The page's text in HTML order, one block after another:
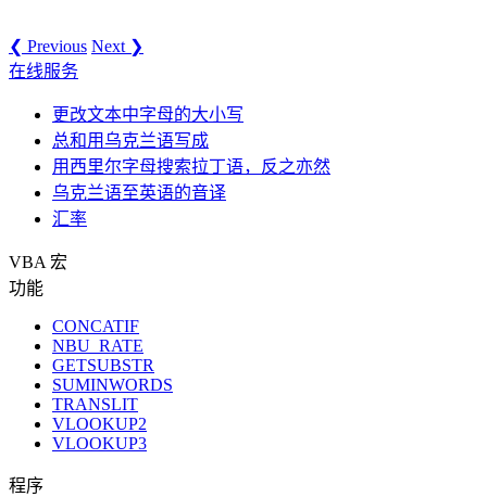
❮ Previous Next ❯
在线服务
更改文本中字母的大小写
总和用乌克兰语写成
用西里尔字母搜索拉丁语，反之亦然
乌克兰语至英语的音译
汇率
VBA 宏
功能
CONCATIF
NBU_RATE
GETSUBSTR
SUMINWORDS
TRANSLIT
VLOOKUP2
VLOOKUP3
程序